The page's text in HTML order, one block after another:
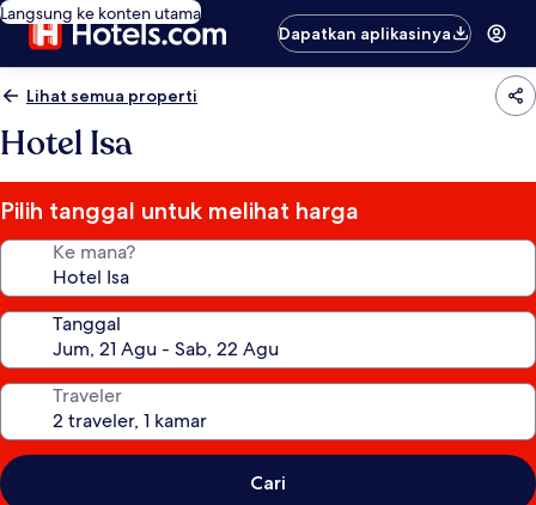
Langsung ke konten utama
Dapatkan aplikasinya
Lihat semua properti
Hotel Isa
Pilih tanggal untuk melihat harga
Ke mana?
Tanggal
Traveler
Cari